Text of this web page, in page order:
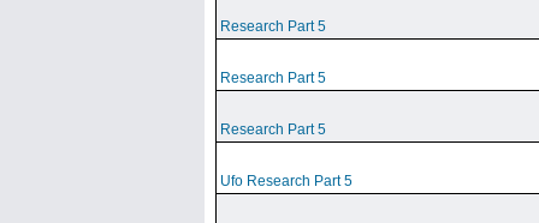
Research Part 5
Research Part 5
Research Part 5
Ufo Research Part 5